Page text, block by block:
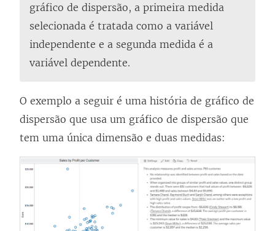
gráfico de dispersão, a primeira medida
selecionada é tratada como a variável
independente e a segunda medida é a
variável dependente.
O exemplo a seguir é uma história de gráfico de
dispersão que usa um gráfico de dispersão que
tem uma única dimensão e duas medidas: